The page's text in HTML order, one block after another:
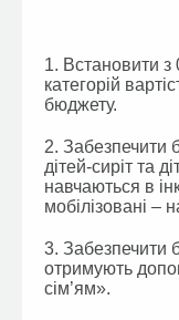
1. Встановити з
категорій
бюджету.
2. Забезпечити
дітей-сиріт та
навчаються в
мобілізовані –
3. Забезпечити
отримують
сім’ям».